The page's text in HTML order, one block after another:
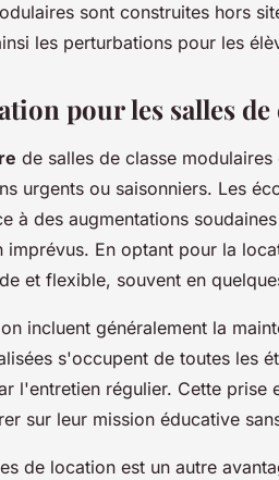
sont construites hors
les perturbations pour les
pour les salles
de salles de classe
urgents ou saisonniers. Les
à des augmentations
En optant pour la
et flexible, souvent en
incluent généralement la
s'occupent de toutes les
l'entretien régulier. Cette prise
sur leur mission éducative
de location est un autre